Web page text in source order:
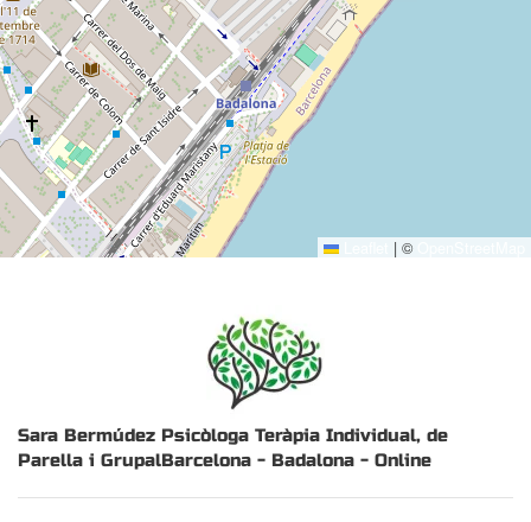
| ©
Sara Bermúdez Psicòloga Teràpia Individual, de
Parella i GrupalBarcelona - Badalona - Online